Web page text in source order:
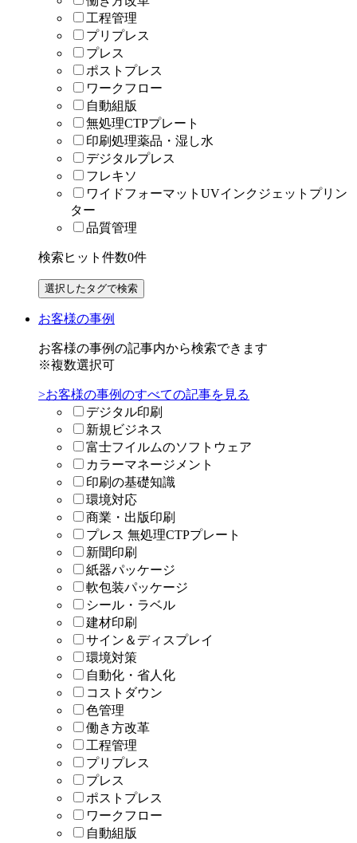
工程管理
プリプレス
プレス
ポストプレス
ワークフロー
自動組版
無処理CTPプレート
印刷処理薬品・湿し水
デジタルプレス
フレキソ
ワイドフォーマットUVインクジェットプリン
ター
品質管理
検索ヒット件数0件
お客様の事例
お客様の事例の記事内から検索できます
※複数選択可
>お客様の事例のすべての記事を見る
デジタル印刷
新規ビジネス
富士フイルムのソフトウェア
カラーマネージメント
印刷の基礎知識
環境対応
商業・出版印刷
プレス 無処理CTPプレート
新聞印刷
紙器パッケージ
軟包装パッケージ
シール・ラベル
建材印刷
サイン＆ディスプレイ
環境対策
自動化・省人化
コストダウン
色管理
働き方改革
工程管理
プリプレス
プレス
ポストプレス
ワークフロー
自動組版